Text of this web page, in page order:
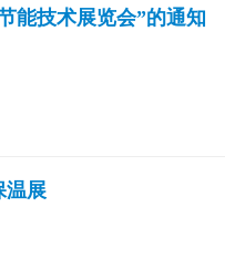
能技术展览会”的通知
温展